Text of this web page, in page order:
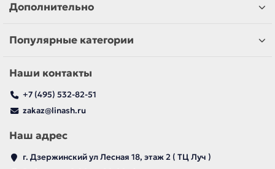
Дополнительно
Популярные категории
Наши контакты
+7 (495) 532-82-51
zakaz@linash.ru
Наш адрес
г. Дзержинский ул Лесная 18, этаж 2 ( ТЦ Луч )